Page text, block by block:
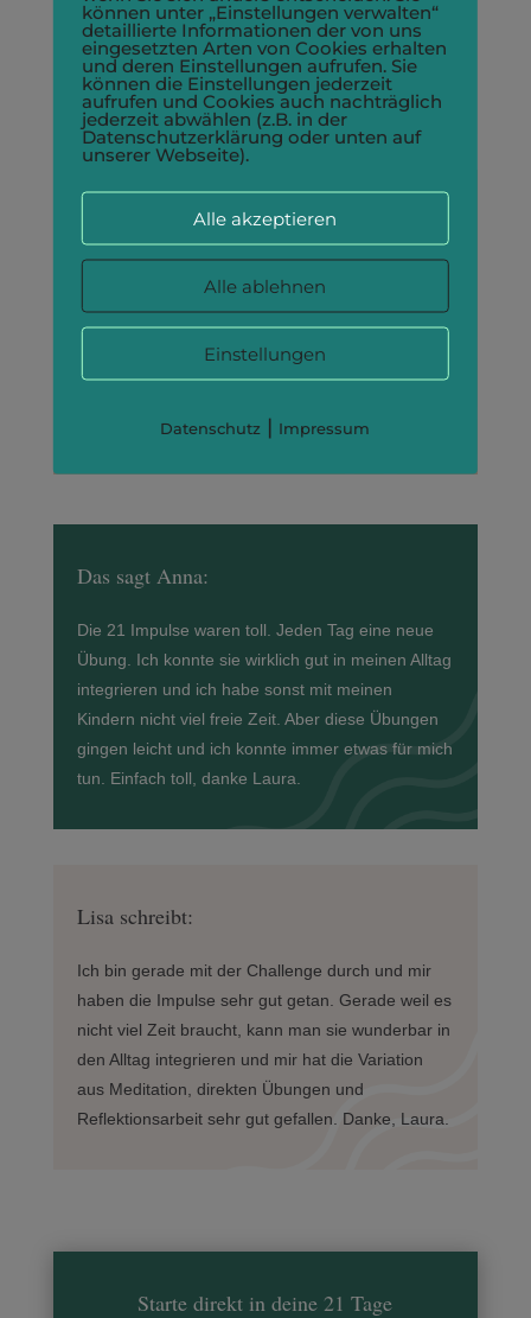
den 21 Tagen. Ganz großes Kompliment, total
cool aufgezogen, absolut machbar und
integrierbar. Ich bin so begeistert!
zum Umsetzen. Obwohl ich einiges in der ein oder
anderen Art schon kenne, weil ich mich viel damit
ich sehr viel mitnehmen.
Das sagt Anna:
Die 21 Impulse waren toll. Jeden Tag eine neue
Übung. Ich konnte sie wirklich gut in meinen Alltag
integrieren und ich habe sonst mit meinen
Kindern nicht viel freie Zeit. Aber diese Übungen
gingen leicht und ich konnte immer etwas für mich
tun. Einfach toll, danke Laura.
Lisa schreibt:
Ich bin gerade mit der Challenge durch und mir
haben die Impulse sehr gut getan. Gerade weil es
nicht viel Zeit braucht, kann man sie wunderbar in
den Alltag integrieren und mir hat die Variation
aus Meditation, direkten Übungen und
Reflektionsarbeit sehr gut gefallen. Danke, Laura.
Starte direkt in deine 21 Tage
können unter „Einstellungen verwalten“
detaillierte Informationen der von uns
eingesetzten Arten von Cookies erhalten
und deren Einstellungen aufrufen. Sie
können die Einstellungen jederzeit
aufrufen und Cookies auch nachträglich
jederzeit abwählen (z.B. in der
Datenschutzerklärung oder unten auf
unserer Webseite).
Alle akzeptieren
Alle ablehnen
Einstellungen
Datenschutz | Impressum